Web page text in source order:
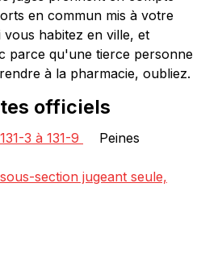
en commun mis à votre
vous habitez en ville, et
parce qu'une tierce personne
à la pharmacie, oubliez.
officiels
3 à 131-9
Peines
section jugeant seule,